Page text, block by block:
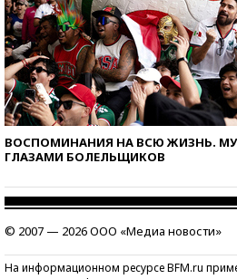
ВОСПОМИНАНИЯ НА ВСЮ ЖИЗНЬ.
ГЛАЗАМИ БОЛЕЛЬЩИКОВ
© 2007 — 2026 ООО «Медиа новости»
На информационном ресурсе BFM.ru